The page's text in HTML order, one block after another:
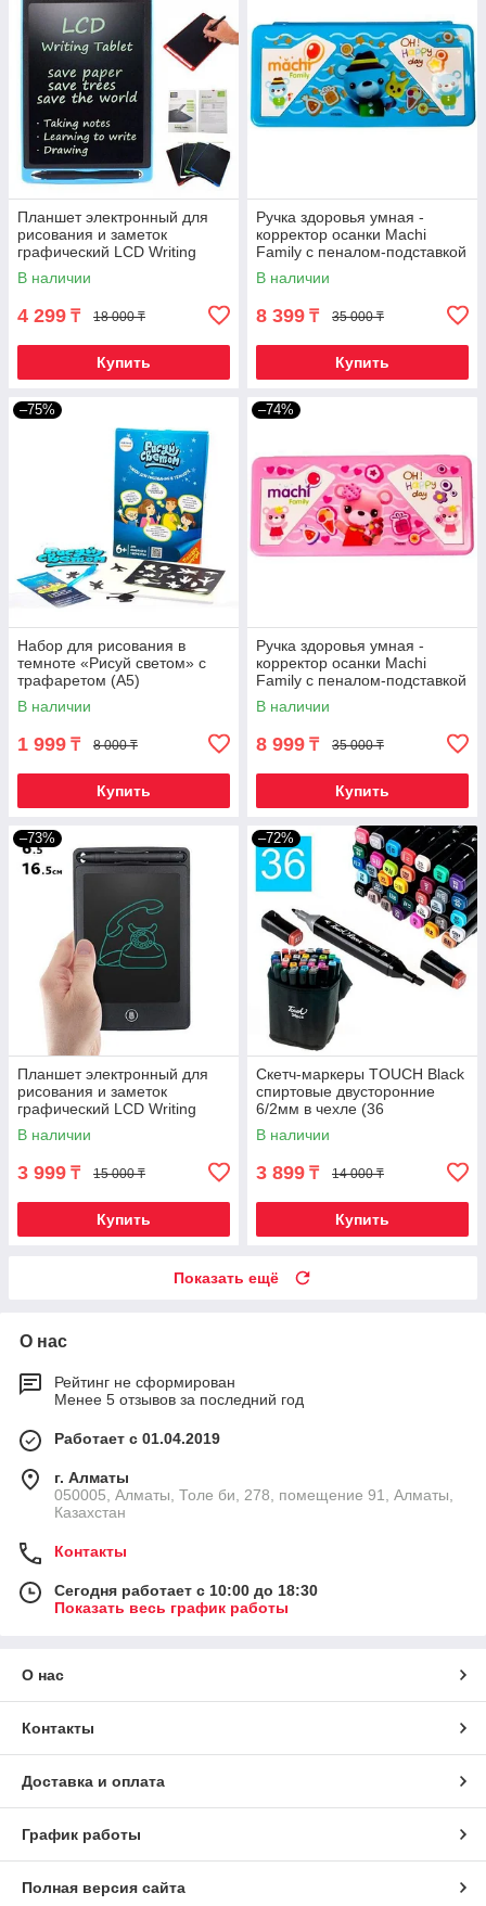
Планшет электронный для
рисования и заметок
графический LCD Writing
Tablet со стилусом (8,5
дюймов)
В наличии
4 299 ₸ 18 000 ₸
Купить
Ручка здоровья умная -
корректор осанки Machi
Family с пеналом-подставкой
(Голубой)
В наличии
8 399 ₸ 35 000 ₸
Купить
–75%
Набор для рисования в
темноте «Рисуй светом» с
трафаретом (А5)
В наличии
1 999 ₸ 8 000 ₸
Купить
–74%
Ручка здоровья умная -
корректор осанки Machi
Family с пеналом-подставкой
(Розовый)
В наличии
8 999 ₸ 35 000 ₸
Купить
–73%
Планшет электронный для
рисования и заметок
графический LCD Writing
Tablet со стилусом (6,5
дюймов)
В наличии
3 999 ₸ 15 000 ₸
Купить
–72%
Скетч-маркеры TOUCH Black
спиртовые двусторонние
6/2мм в чехле (36
фломастеров)
В наличии
3 899 ₸ 14 000 ₸
Купить
Показать ещё
О нас
Рейтинг не сформирован
Менее 5 отзывов за последний год
Работает с 01.04.2019
г. Алматы
050005, Алматы, Толе би, 278, помещение 91, Алматы,
Казахстан
Контакты
Сегодня работает с 10:00 до 18:30
Показать весь график работы
О нас
Контакты
Доставка и оплата
График работы
Полная версия сайта